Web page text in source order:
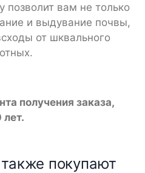
позволит вам не только
и выдувание почвы,
от шквального
получения заказа,
покупают